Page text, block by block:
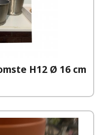
H12 Ø 16 cm